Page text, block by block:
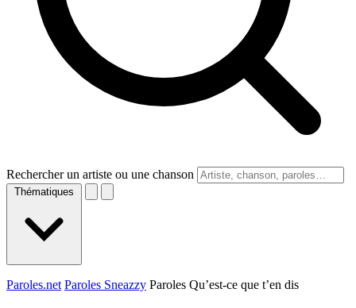
Rechercher un artiste ou une chanson
Thématiques
Paroles.net Paroles Sneazzy Paroles Qu’est-ce que t’en dis